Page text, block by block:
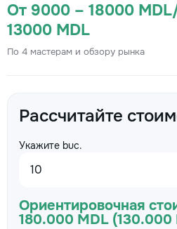
От 9000 – 18000
13000 MDL
По 4 мастерам и обзору рынка
Рассчитайте
Укажите buc.
Ориентировочная
180.000 MDL (130.000